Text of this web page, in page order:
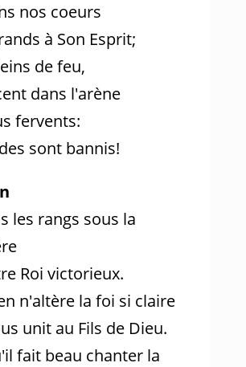
nos coeurs
à Son Esprit;
de feu,
dans l'arène
fervents:
sont bannis!
les rangs sous la
Roi victorieux.
n'altère la foi si claire
unit au Fils de Dieu.
fait beau chanter la